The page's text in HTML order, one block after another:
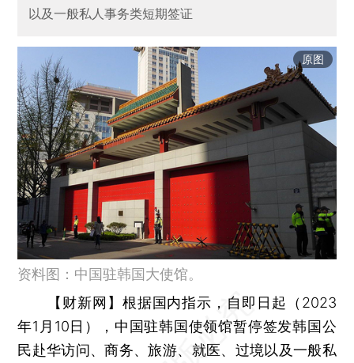
以及一般私人事务类短期签证
原图
资料图：中国驻韩国大使馆。
【财新网】 根据国内指示，自即日起（2023
年1月10日），中国驻韩国使领馆暂停签发韩国公
民赴华访问、商务、旅游、就医、过境以及一般私